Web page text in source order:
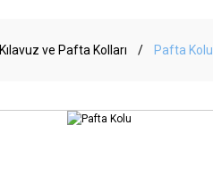
Kılavuz ve Pafta Kolları Pafta Kolu